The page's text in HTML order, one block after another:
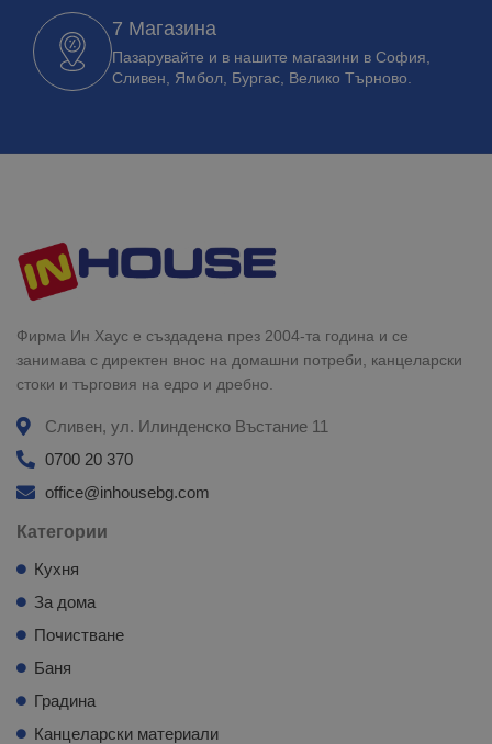
7 Магазина
Пазарувайте и в нашите магазини в София,
Сливен, Ямбол, Бургас, Велико Търново.
Фирма Ин Хаус е създадена през 2004-та година и се
занимава с директен внос на домашни потреби, канцеларски
стоки и търговия на едро и дребно.
Сливен, ул. Илинденско Въстание 11
0700 20 370
office@inhousebg.com
Категории
Кухня
За дома
Почистване
Баня
Градина
Канцеларски материали